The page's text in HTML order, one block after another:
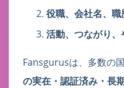
役職、会社名、職
活動、つながり
Fansgurusは、多数の
の実在・認証済み・長